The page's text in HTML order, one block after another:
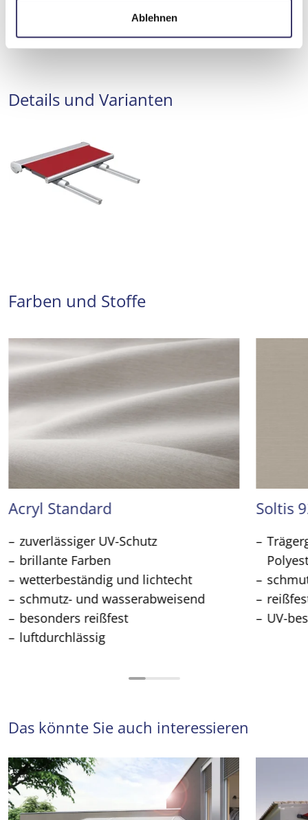
Ablehnen
Details und Varianten
Farben und Stoffe
Acryl Standard
zuverlässiger UV-Schutz
brillante Farben
wetterbeständig und lichtecht
schmutz- und wasserabweisend
besonders reißfest
luftdurchlässig
Soltis
UV-
Das könnte Sie auch interessieren